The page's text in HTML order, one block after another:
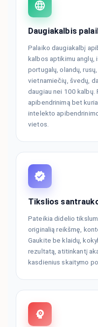
Daugiakalbis
Palaiko daugiakalbį
kalbos aptikimu anglų,
portugalų, olandų,
vietnamiečių, švedų,
daugiau nei 100
apibendrinimą bet
intelekto
vietos.
Tikslios
Pateikia didelio
originalią reikšmę,
Gaukite be klaidų,
rezultatą, atitinkantį
kasdienius skaitymo